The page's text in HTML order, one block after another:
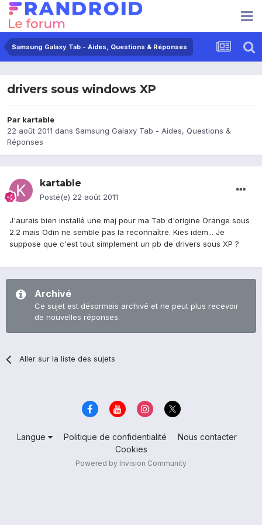
Samsung Galaxy Tab - Aides, Questions & Réponses
drivers sous windows XP
Par kartable
22 août 2011 dans Samsung Galaxy Tab - Aides, Questions &
Réponses
kartable
Posté(e) 22 août 2011
J'aurais bien installé une maj pour ma Tab d'origine Orange sous
2.2 mais Odin ne semble pas la reconnaître. Kies idem... Je
suppose que c'est tout simplement un pb de drivers sous XP ?
Archivé
Ce sujet est désormais archivé et ne peut plus recevoir
de nouvelles réponses.
Aller sur la liste des sujets
Langue Politique de confidentialité
Nous contacter
Cookies
Powered by Invision Community